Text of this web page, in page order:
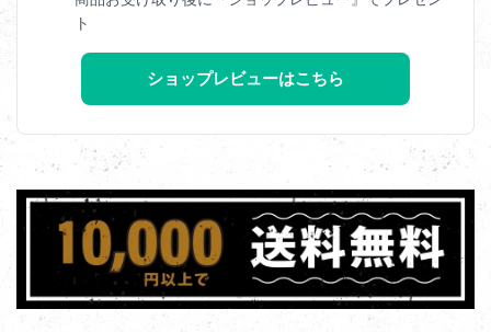
ト
ショップレビューはこちら